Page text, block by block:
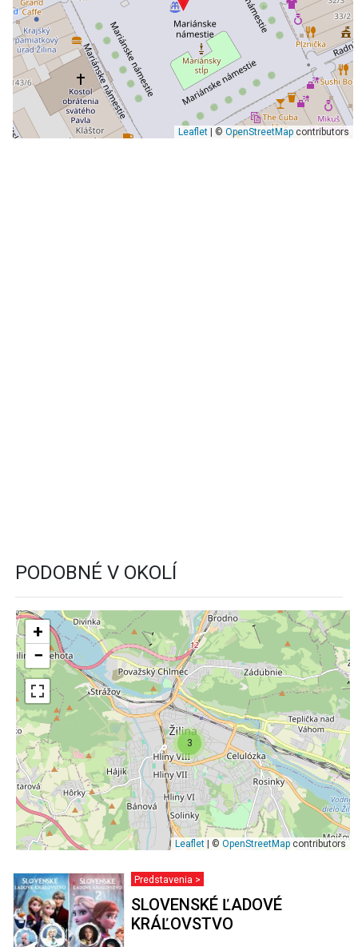
Leaflet | © OpenStreetMapcontributors
Predstavenia >
SLOVENSKÉ ĽADOVÉ
KRÁĽOVSTVO
Žilina
1 termín
Predstavenia >
Zázračný svet rozprávok